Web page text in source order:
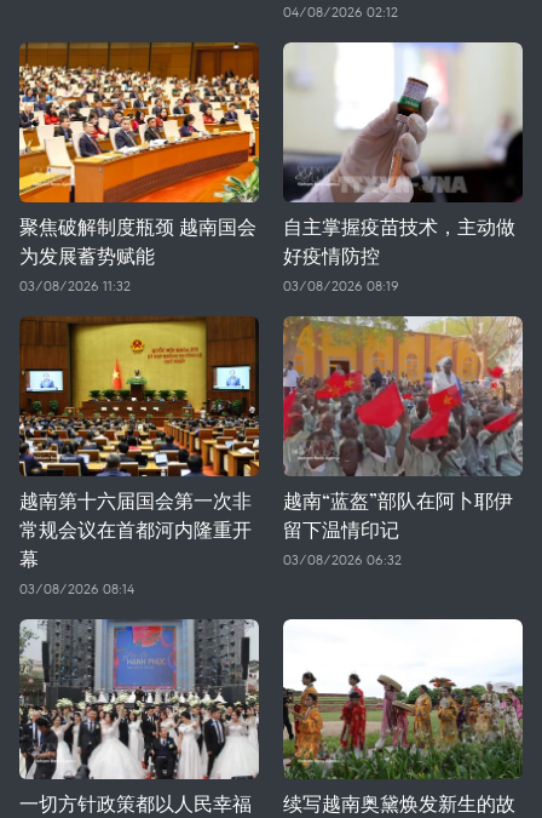
04/08/2026 02:12
聚焦破解制度瓶颈 越南国会
为发展蓄势赋能
03/08/2026 11:32
自主掌握疫苗技术，主动做
好疫情防控
03/08/2026 08:19
越南第十六届国会第一次非
常规会议在首都河内隆重开
幕
03/08/2026 08:14
越南“蓝盔”部队在阿卜耶伊
留下温情印记
03/08/2026 06:32
一切方针政策都以人民幸福
续写越南奥黛焕发新生的故